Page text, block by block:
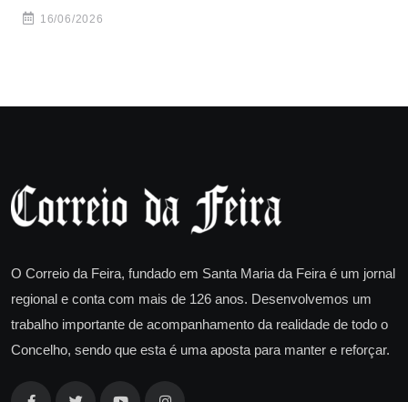
16/06/2026
O Correio da Feira, fundado em Santa Maria da Feira é um jornal
regional e conta com mais de 126 anos. Desenvolvemos um
trabalho importante de acompanhamento da realidade de todo o
Concelho, sendo que esta é uma aposta para manter e reforçar.